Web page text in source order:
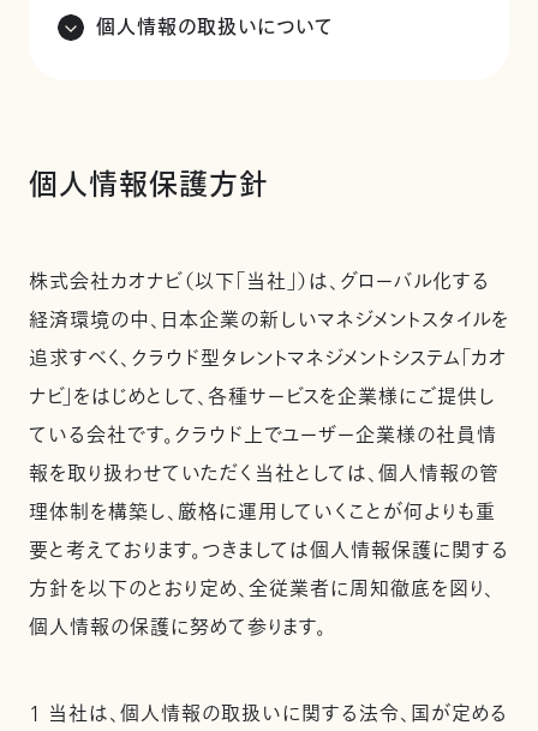
個人情報の取扱いについて
個人情報保護方針
株式会社カオナビ（以下「当社」）は、グローバル化する
経済環境の中、日本企業の新しいマネジメントスタイルを
追求すべく、クラウド型タレントマネジメントシステム「カオ
ナビ」をはじめとして、各種サービスを企業様にご提供し
ている会社です。クラウド上でユーザー企業様の社員情
報を取り扱わせていただく当社としては、個人情報の管
理体制を構築し、厳格に運用していくことが何よりも重
要と考えております。つきましては個人情報保護に関する
方針を以下のとおり定め、全従業者に周知徹底を図り、
個人情報の保護に努めて参ります。
1 当社は、個人情報の取扱いに関する法令、国が定める